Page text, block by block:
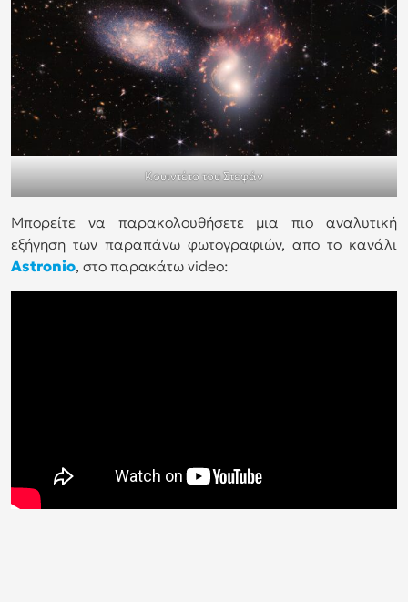
Κουιντέτο του Στεφάν
Μπορείτε να παρακολουθήσετε μια πιο αναλυτική
εξήγηση των παραπάνω φωτογραφιών, απο το κανάλι
Astronio, στο παρακάτω video: